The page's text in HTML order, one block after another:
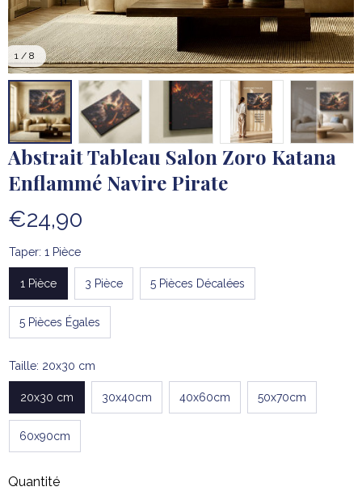
1 / 8
Abstrait Tableau Salon Zoro Katana
Enflammé Navire Pirate
€24,90
Taper: 1 Pièce
1 Pièce 3 Pièce 5 Pièces Décalées
5 Pièces Égales
Taille: 20x30 cm
20x30 cm 30x40cm 40x60cm 50x70cm
60x90cm
Quantité